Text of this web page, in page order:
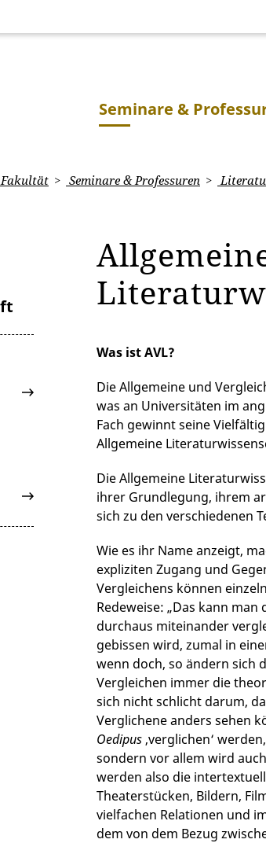
Seminare &
Seminare & Professuren
Was ist AVL?
Die Allgemeine und
was an Universitäten im
Fach gewinnt seine
Allgemeine
Die Allgemeine
ihrer Grundlegung, ihrem
sich zu den verschiedenen
Wie es ihr Name anzeigt,
expliziten Zugang und
Vergleichens können
Redeweise: „Das kann
durchaus miteinander
gebissen wird, zumal in
wenn doch, so ändern sich
Vergleichen immer die
sich nicht schlicht darum,
Verglichene anders sehen
Oedipus ‚verglichen‘
sondern vor allem wird
werden also die
Theaterstücken, Bildern,
vielfachen Relationen und
dem von dem Bezug